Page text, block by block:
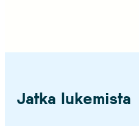
Jatka lukemista